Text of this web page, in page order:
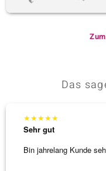
Das
★★★★★
Sehr gut
Bin jahrelang Kunde